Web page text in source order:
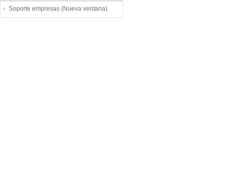
Soporte empresas (Nueva ventana)